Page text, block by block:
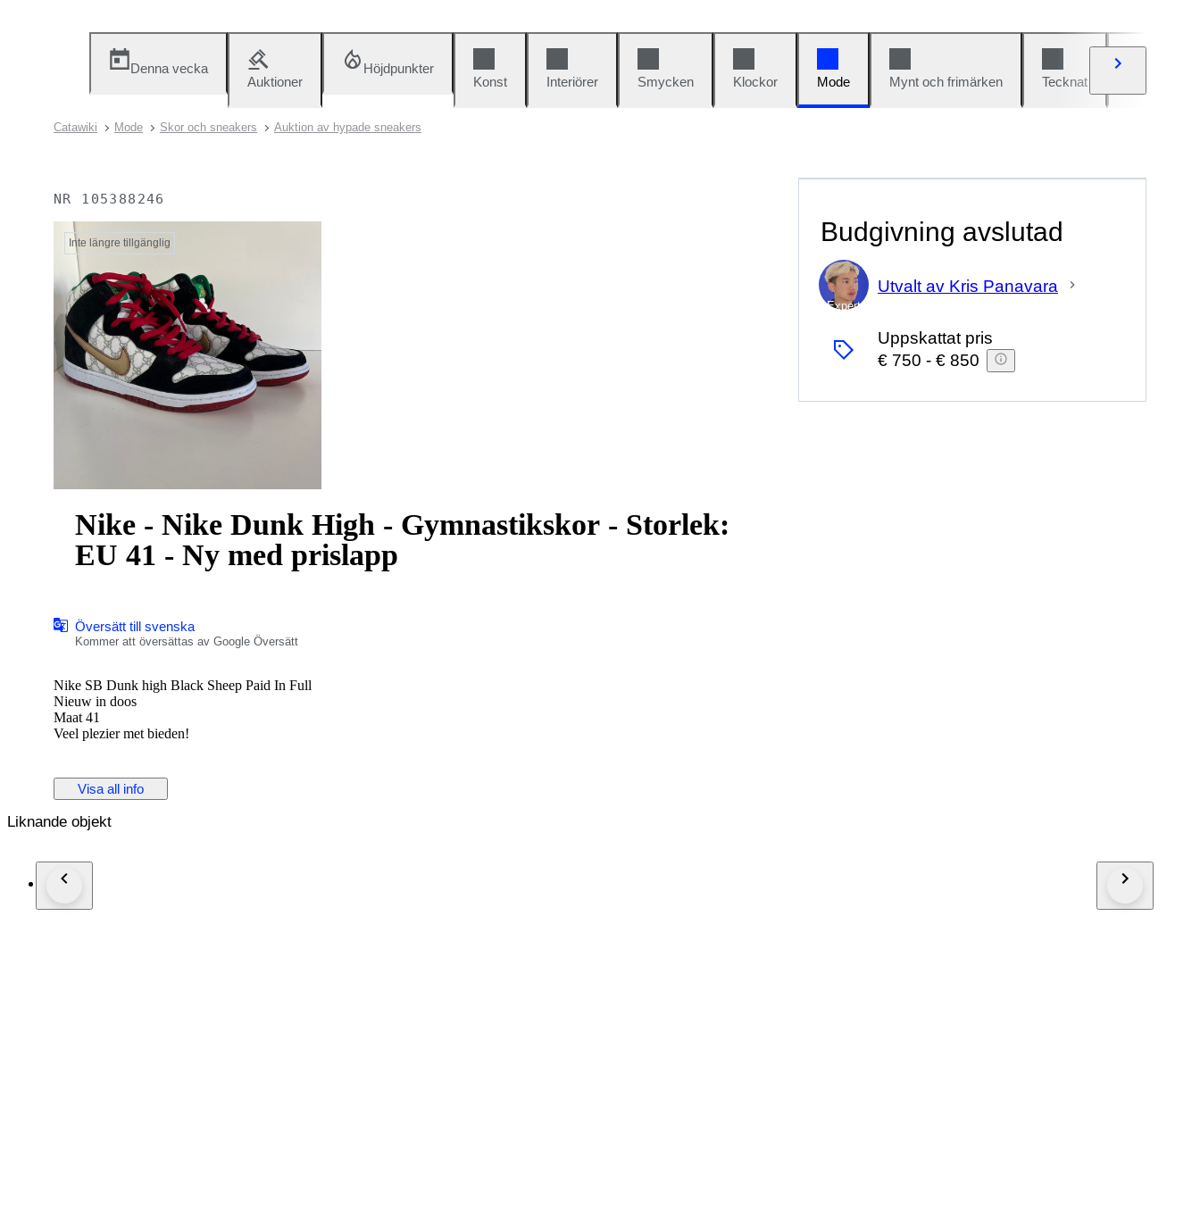
Denna vecka
Auktioner
Höjdpunkter
Konst
Interiörer Smycken Klockor Mode Mynt och frimärken Tecknat
Catawiki Mode Skor och sneakers Auktion av hypade sneakers
NR 105388246
Inte längre tillgänglig
Nike - Nike Dunk High - Gymnastikskor - Storlek:
EU 41 - Ny med prislapp
Översätt till svenska
Kommer att översättas av Google Översätt
Nike SB Dunk high Black Sheep Paid In Full
Nieuw in doos
Maat 41
Veel plezier met bieden!
Visa all info
Budgivning avslutad
Expert
Utvalt av Kris Panavara
Uppskattat pris
€ 750 - € 850
Liknande objekt